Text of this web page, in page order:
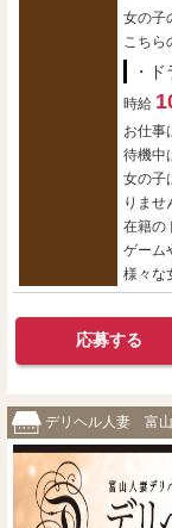
女の子
こちら
・
時給
お仕事
待機中
女の子
りませ
在籍の
ゲーム
様々な
応募する
デリヘル人妻 富